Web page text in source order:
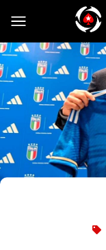
Vai al contenuto